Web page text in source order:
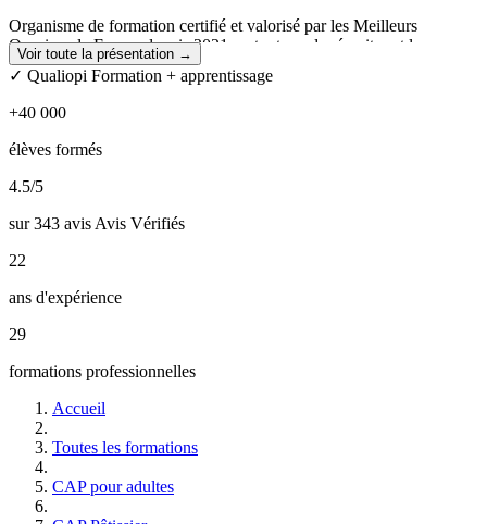
Organisme de formation certifié et valorisé par les Meilleurs
Ouvriers de France depuis 2021, notre taux de réussite est la
meilleure preuve de la qualité de nos formations :
l’examen en 2025*sur l’ensemble de nos formations.
Et nos clients en sont satisfaits, à plus de 4,4 / 5.
CAP Cuisine, Pâtissier, Boulanger, CAP Coiffure, BTS Diététique,
CAP Plomberie et Electricité, et plein d’autres à venir, notre offre
large vous permet de vous former à des métiers essentiels et de
devenir de véritables professionnels fiers d’exercer un métier qui
Voir toute la présentation →
✓ Qualiopi Formation + apprentissage
+40 000
élèves formés
4.5/5
sur 343 avis Avis Vérifiés
22
ans d'expérience
29
formations professionnelles
Accueil
Toutes les formations
CAP pour adultes